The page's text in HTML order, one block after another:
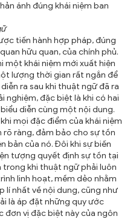
ánh đúng khái niệm ban
tiến hành hợp pháp, đúng
hữu quan, của chính phủ.
một khái niệm mới xuất hiện
lượng thời gian rất ngắn để
ra sau khi thuật ngữ đã ra
nghiệm, đặc biệt là khi có hai
diễn cùng một nội dung.
mọi đặc điểm của khái niệm
ràng, đảm bảo cho sự tồn
bản của nó. Đôi khi sự biến
tượng quyết định sự tồn tại
khi thuật ngữ phải luôn
linh hoạt, mềm dẻo nhằm
lí nhất về nội dung, cũng như
là áp đặt những quy ước
đơn vị đặc biệt này của ngôn